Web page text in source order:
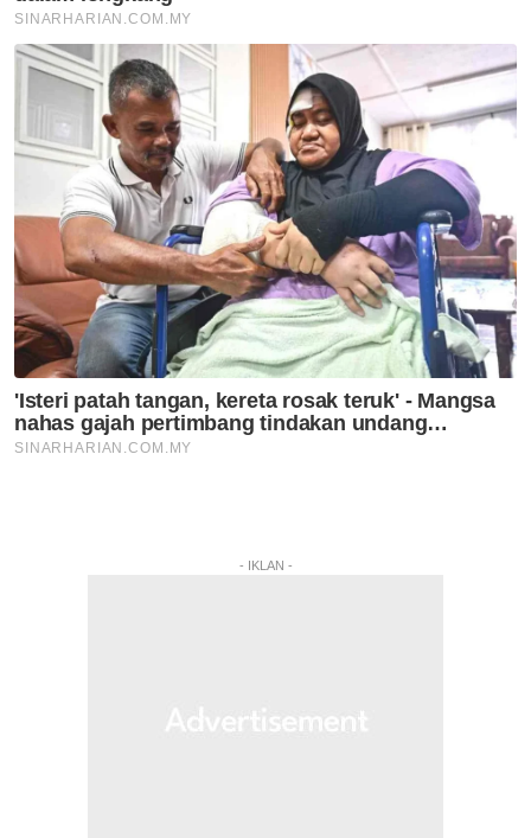
- IKLAN -